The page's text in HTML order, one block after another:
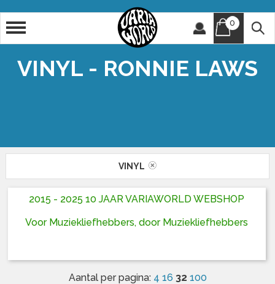
0
VINYL - RONNIE LAWS
VINYL
2015 - 2025 10 JAAR VARIAWORLD WEBSHOP
Voor Muziekliefhebbers, door Muziekliefhebbers
Aantal per pagina: 4 16 32 100